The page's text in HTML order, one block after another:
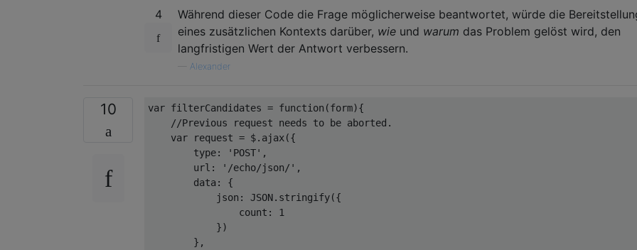
4
Während dieser Code die Frage möglicherweise beantwortet, würde die
eines zusätzlichen Kontexts darüber, wie und warum das Problem gelöst wird, den
langfristigen Wert der Antwort verbessern.
Alexander
10 var filterCandidates = function (form){
//Previous request needs to be aborted.
var request = $.ajax({
type: 'POST' ,
url : '/echo/json/' ,
data: {
json : JSON.stringify({
count : 1
            })
        },